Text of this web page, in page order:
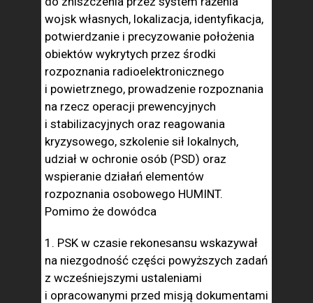
wojsk własnych, lokalizacja, identyfikacja,
potwierdzanie i precyzowanie położenia
obiektów wykrytych przez środki
rozpoznania radioelektronicznego
i powietrznego, prowadzenie rozpoznania
na rzecz operacji prewencyjnych
i stabilizacyjnych oraz reagowania
kryzysowego, szkolenie sił lokalnych,
udział w ochronie osób (PSD) oraz
wspieranie działań elementów
rozpoznania osobowego HUMINT.
Pomimo że dowódca
1. PSK w czasie rekonesansu wskazywał
na niezgodność części powyższych zadań
z wcześniejszymi ustaleniami
i opracowanymi przed misją dokumentami